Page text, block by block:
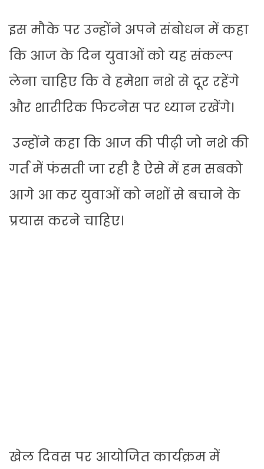
इस मौके पर उन्होंने अपने संबोधन में कहा
कि आज के दिन युवाओं को यह संकल्प
लेना चाहिए कि वे हमेशा नशे से दूर रहेंगे
और शारीरिक फिटनेस पर ध्यान रखेंगे।
उन्होंने कहा कि आज की पीढ़ी जो नशे की
गर्त में फंसती जा रही है ऐसे में हम सबको
आगे आ कर युवाओं को नशों से बचाने के
प्रयास करने चाहिए।
खेल दिवस पर आयोजित कार्यक्रम में